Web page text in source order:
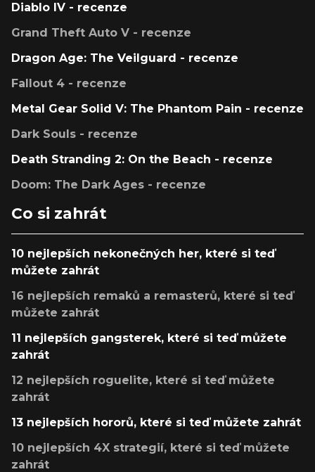
Diablo IV - recenze
Grand Theft Auto V - recenze
Dragon Age: The Veilguard - recenze
Fallout 4 - recenze
Metal Gear Solid V: The Phantom Pain - recenze
Dark Souls - recenze
Death Stranding 2: On the Beach - recenze
Doom: The Dark Ages - recenze
Co si zahrát
10 nejlepších nekonečných her, které si teď
můžete zahrát
16 nejlepších remaků a remasterů, které si teď
můžete zahrát
11 nejlepších gangsterek, které si teď můžete
zahrát
12 nejlepších roguelite, které si teď můžete
zahrát
13 nejlepších hororů, které si teď můžete zahrát
10 nejlepších 4X strategií, které si teď můžete
zahrát